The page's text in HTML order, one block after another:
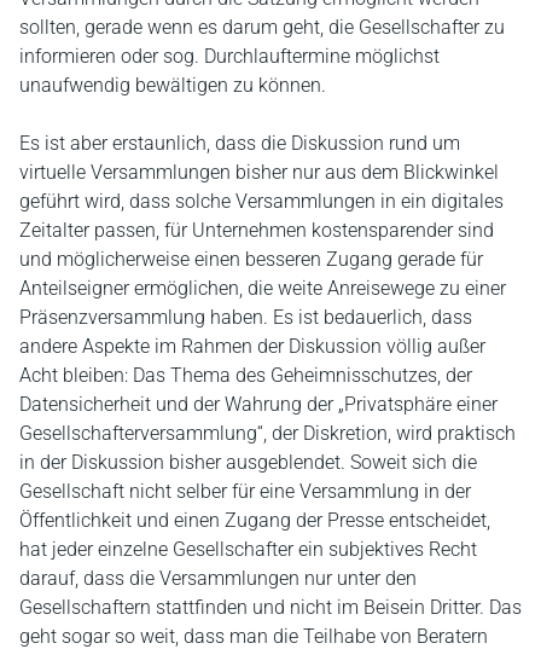
sollten, gerade wenn es darum geht, die Gesellschafter zu
informieren oder sog. Durchlauftermine möglichst
unaufwendig bewältigen zu können.
Es ist aber erstaunlich, dass die Diskussion rund um
virtuelle Versammlungen bisher nur aus dem Blickwinkel
geführt wird, dass solche Versammlungen in ein digitales
Zeitalter passen, für Unternehmen kostensparender sind
und möglicherweise einen besseren Zugang gerade für
Anteilseigner ermöglichen, die weite Anreisewege zu einer
Präsenzversammlung haben. Es ist bedauerlich, dass
andere Aspekte im Rahmen der Diskussion völlig außer
Acht bleiben: Das Thema des Geheimnisschutzes, der
Datensicherheit und der Wahrung der „Privatsphäre einer
Gesellschafterversammlung“, der Diskretion, wird praktisch
in der Diskussion bisher ausgeblendet. Soweit sich die
Gesellschaft nicht selber für eine Versammlung in der
Öffentlichkeit und einen Zugang der Presse entscheidet,
hat jeder einzelne Gesellschafter ein subjektives Recht
darauf, dass die Versammlungen nur unter den
Gesellschaftern stattfinden und nicht im Beisein Dritter. Das
geht sogar so weit, dass man die Teilhabe von Beratern